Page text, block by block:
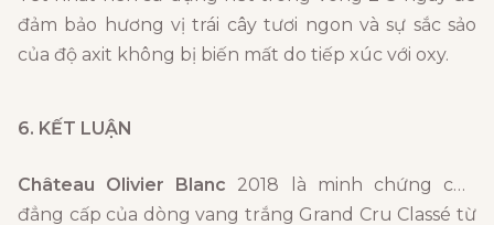
đảm bảo hương vị trái cây tươi ngon và sự sắc sảo
của độ axit không bị biến mất do tiếp xúc với oxy.
6. KẾT LUẬN
Château Olivier Blanc 2018 là minh chứng cho
đẳng cấp của dòng vang trắng Grand Cru Classé từ